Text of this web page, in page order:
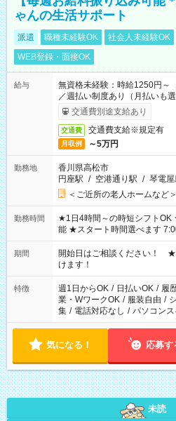
ゃんの生活サポート
派遣 職種未経験OK 社会人未経験OK
WEB登録・面接OK
給与
無資格未経験：時給1250円
／週払い制度あり（月払いも
了次第のお支払いとなります。
交通費別途支給あり
交通費 交通費支給※規定有
月収例 ～5万円
勤務地
香川県高松市
円座駅 / 空港通り駅 / 琴電屋
＜ご近所の老人ホームなど＞
勤務時間
★1日4時間～の時短シフトOK ★もちろんフルタイムシフトも可
能 ★スタート時間選べます
20:00 など 残業なし！ ※Wワークの場合、他のお仕事と合わせ
週40時間超の就業はご案内で
間以上勤務は社会保険への加
（日雇い派遣の原則禁止）に
案内が難しい場合があります
期間
開始日はご相談ください！ ★
けます！
特徴 週1日からOK / 日払いOK / 履
業・WワークOK / 服装自由 /
集 / 電話対応なし / パソコン
気になる！ 応募す
未読